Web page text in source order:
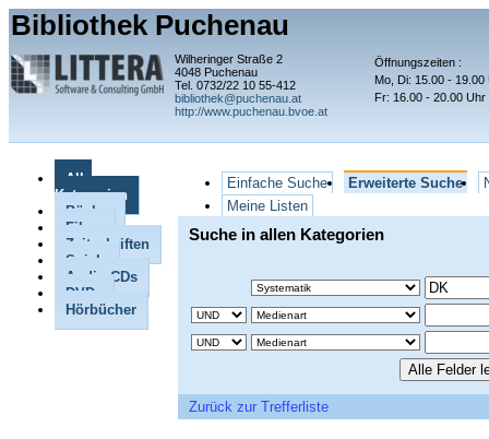
Bibliothek Puchenau
Wilheringer Straße 2
4048 Puchenau
Tel. 0732/22 10 55-412
bibliothek@puchenau.at
http://www.puchenau.bvoe.at
Öffnungszeiten :
Mo, Di: 15.00 - 19.00
Fr: 16.00 - 20.00 Uhr
Einfache Suche Erweiterte Suche
Meine Listen
Suche in allen Kategorien
Zurück zur Trefferliste
Alle
Kategorien
Bücher
Filme
Zeitschriften
Spiele
Audio CDs
DVDs
Hörbücher